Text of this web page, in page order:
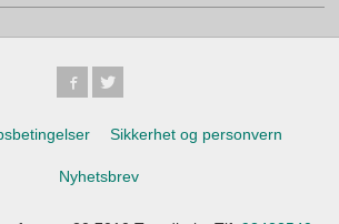
Sikkerhet og personvern
Nyhetsbrev